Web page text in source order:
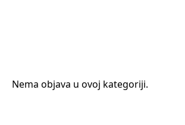
Nema objava u ovoj kategoriji.